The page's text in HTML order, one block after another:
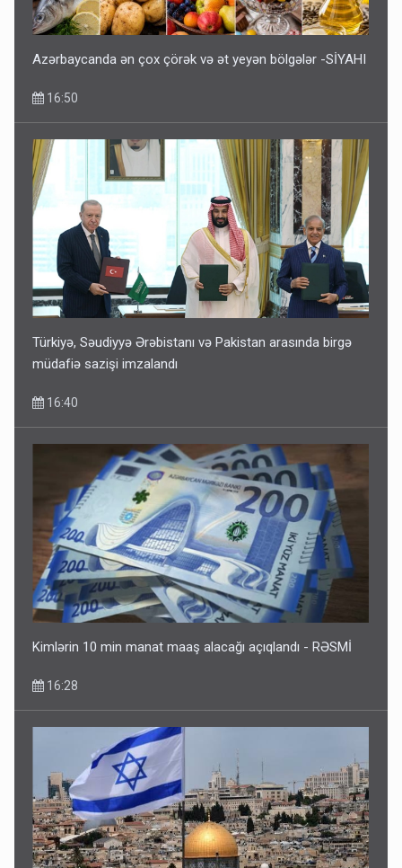
Azərbaycanda ən çox çörək və ət yeyən bölgələr -SİYAHI
16:50
Türkiyə, Səudiyyə Ərəbistanı və Pakistan arasında birgə
müdafiə sazişi imzalandı
16:40
Kimlərin 10 min manat maaş alacağı açıqlandı - RƏSMİ
16:28